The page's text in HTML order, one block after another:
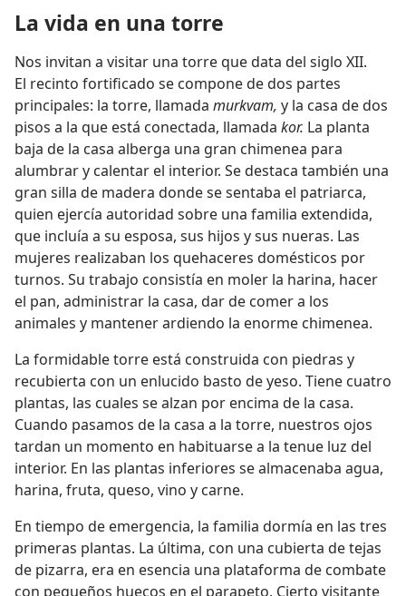
La vida en una torre
Nos invitan a visitar una torre que data del siglo XII.
El recinto fortificado se compone de dos partes
principales: la torre, llamada murkvam, y la casa de dos
pisos a la que está conectada, llamada kor. La planta
baja de la casa alberga una gran chimenea para
alumbrar y calentar el interior. Se destaca también una
gran silla de madera donde se sentaba el patriarca,
quien ejercía autoridad sobre una familia extendida,
que incluía a su esposa, sus hijos y sus nueras. Las
mujeres realizaban los quehaceres domésticos por
turnos. Su trabajo consistía en moler la harina, hacer
el pan, administrar la casa, dar de comer a los
animales y mantener ardiendo la enorme chimenea.
La formidable torre está construida con piedras y
recubierta con un enlucido basto de yeso. Tiene cuatro
plantas, las cuales se alzan por encima de la casa.
Cuando pasamos de la casa a la torre, nuestros ojos
tardan un momento en habituarse a la tenue luz del
interior. En las plantas inferiores se almacenaba agua,
harina, fruta, queso, vino y carne.
En tiempo de emergencia, la familia dormía en las tres
primeras plantas. La última, con una cubierta de tejas
de pizarra, era en esencia una plataforma de combate
con pequeños huecos en el parapeto. Cierto visitante